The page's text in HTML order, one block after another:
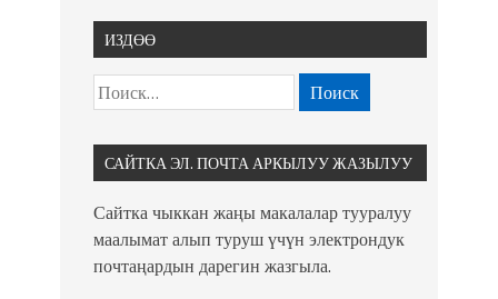
ИЗДӨӨ
САЙТКА ЭЛ. ПОЧТА АРКЫЛУУ ЖАЗЫЛУУ
Сайтка чыккан жаңы макалалар тууралуу
маалымат алып туруш үчүн электрондук
почтаңардын дарегин жазгыла.